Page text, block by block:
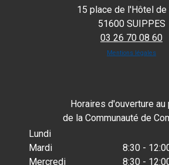
15 place de l'Hôtel de
51600 SUIPPES
03 26 70 08 60
Mentions légales
Horaires d'ouverture au
de la Communauté de
Lundi
Mardi
8:30 -
Mercredi
8:30 -